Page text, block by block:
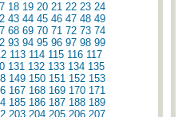
18 19 20 21 22 23 24
43 44 45 46 47 48 49
68 69 70 71 72 73 74
93 94 95 96 97 98 99
113 114 115 116 117
131 132 133 134 135
149 150 151 152 153
167 168 169 170 171
185 186 187 188 189
203 204 205 206 207